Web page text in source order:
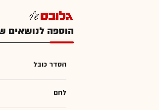
הוספה לנושאים
הסדר כובל
לחם